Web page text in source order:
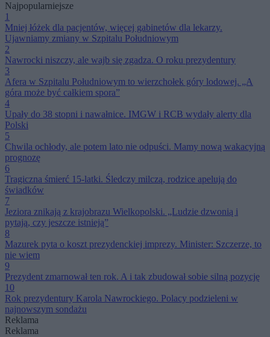
Najpopularniejsze
1
Mniej łóżek dla pacjentów, więcej gabinetów dla lekarzy.
Ujawniamy zmiany w Szpitalu Południowym
2
Nawrocki niszczy, ale wajb się zgadza. O roku prezydentury
3
Afera w Szpitalu Południowym to wierzchołek góry lodowej. „A
góra może być całkiem spora”
4
Upały do 38 stopni i nawałnice. IMGW i RCB wydały alerty dla
Polski
5
Chwila ochłody, ale potem lato nie odpuści. Mamy nową wakacyjną
prognozę
6
Tragiczna śmierć 15-latki. Śledczy milczą, rodzice apelują do
świadków
7
Jeziora znikają z krajobrazu Wielkopolski. „Ludzie dzwonią i
pytają, czy jeszcze istnieją”
8
Mazurek pyta o koszt prezydenckiej imprezy. Minister: Szczerze, to
nie wiem
9
Prezydent zmarnował ten rok. A i tak zbudował sobie silną pozycję
10
Rok prezydentury Karola Nawrockiego. Polacy podzieleni w
najnowszym sondażu
Reklama
Reklama